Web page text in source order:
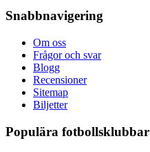
Snabbnavigering
Om oss
Frågor och svar
Blogg
Recensioner
Sitemap
Biljetter
Populära fotbollsklubbar